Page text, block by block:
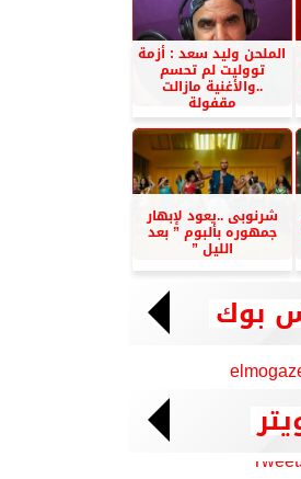
الملحن وليد سعد : أزمة
تووليت لم تحسم
..والأغنية مازالت
مقفولة
شرنوبى ..يعود لإبهار
جمهوره بألبوم ” بعد
الليل ”
بوك